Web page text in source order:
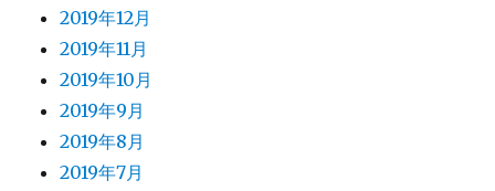
2019年12月
2019年11月
2019年10月
2019年9月
2019年8月
2019年7月